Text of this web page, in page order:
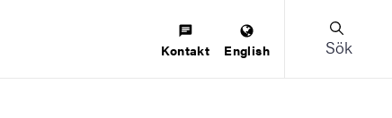
Kontakt English Sök